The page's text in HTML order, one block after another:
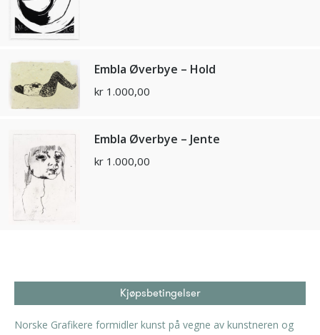
Embla Øverbye – Hold
kr 1.000,00
Embla Øverbye – Jente
kr 1.000,00
Kjøpsbetingelser
Norske Grafikere formidler kunst på vegne av kunstneren og